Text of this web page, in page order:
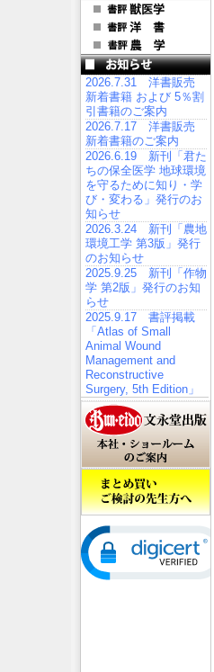
2026.7.31 洋書販売
新着書籍 および 5％割
引書籍のご案内
2026.7.17 洋書販売
新着書籍のご案内
2026.6.19 新刊「君た
ちの保全医学 地球環境
を守るために知り・学
び・変わる」発行のお
知らせ
2026.3.24 新刊「農地
環境工学 第3版」発行
のお知らせ
2025.9.25 新刊「作物
学 第2版」発行のお知
らせ
2025.9.17 書評掲載
「Atlas of Small
Animal Wound
Management and
Reconstructive
Surgery, 5th Edition」